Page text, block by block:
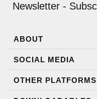
Newsletter -
ABOUT
SOCIAL MEDIA
OTHER PLATFORMS